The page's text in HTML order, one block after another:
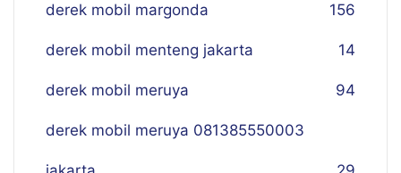
derek mobil margonda 156
derek mobil menteng jakarta 14
derek mobil meruya 94
derek mobil meruya 081385550003